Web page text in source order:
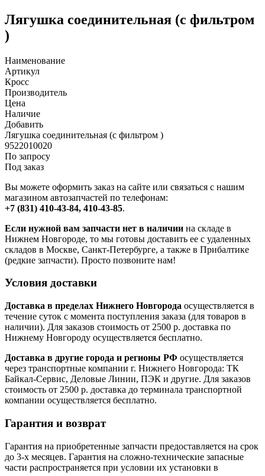
Лягушка соединительная (с фильтром
)
Наименование
Артикул
Кросс
Производитель
Цена
Наличие
Добавить
Лягушка соединительная (с фильтром )
9522010020
По запросу
Под заказ
Вы можете оформить заказ на сайте или связаться с нашим
магазином автозапчастей по телефонам:
+7 (831) 410-43-84, 410-43-85.
Если нужной вам запчасти нет в наличии на складе в
Нижнем Новгороде, то мы готовы доставить ее с удаленных
складов в Москве, Санкт-Петербурге, а также в Прибалтике
(редкие запчасти). Просто позвоните нам!
Условия доставки
Доставка в пределах Нижнего Новгорода осуществляется в
течение суток с момента поступления заказа (для товаров в
наличии). Для заказов стоимость от 2500 р. доставка по
Нижнему Новгороду осуществляется бесплатно.
Доставка в другие города и регионы РФ осуществляется
через транспортные компании г. Нижнего Новгорода: ТК
Байкал-Сервис, Деловые Линии, ПЭК и другие. Для заказов
стоимость от 2500 р. доставка до терминала транспортной
компании осуществляется бесплатно.
Гарантия и возврат
Гарантия на приобретенные запчасти предоставляется на срок
до 3-х месяцев. Гарантия на сложно-технические запасные
части распространяется при условии их установки в